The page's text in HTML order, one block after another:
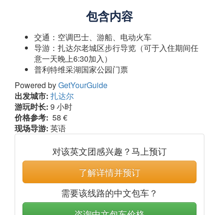
包含内容
交通：空调巴士、游船、电动火车
导游：扎达尔老城区步行导览（可于入住期间任
意一天晚上6:30加入）
普利特维采湖国家公园门票
Powered byGetYourGuide
出发城市: 扎达尔
游玩时长: 9 小时
价格参考: 58 €
现场导游: 英语
对该英文团感兴趣？马上预订
了解详情并预订
需要该线路的中文包车？